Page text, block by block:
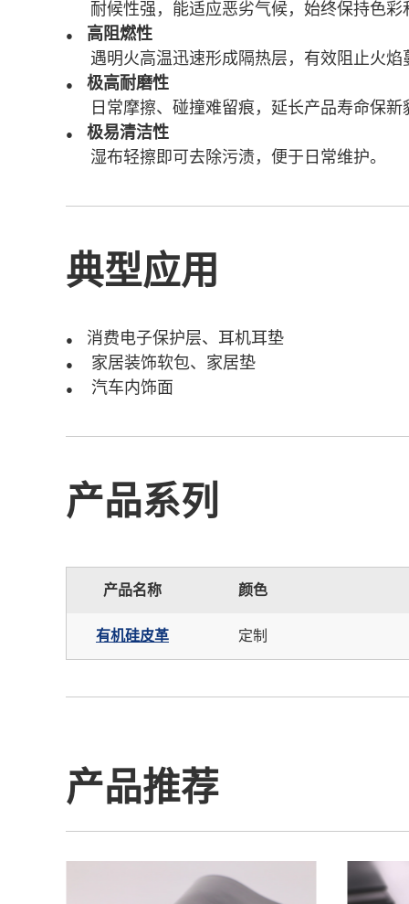
耐候性强，能适应恶劣气候，始终保持色彩
● 高阻燃性
遇明火高温迅速形成隔热层，有效阻止火焰
● 极高耐磨性
日常摩擦、碰撞难留痕，延长产品寿命保新
● 极易清洁性
湿布轻擦即可去除污渍，便于日常维护。
典型应用
● 消费电子保护层、耳机耳垫
● 家居装饰软包、家居垫
● 汽车内饰面
产品系列
产品名称 颜色
有机硅皮革 定制
产品推荐